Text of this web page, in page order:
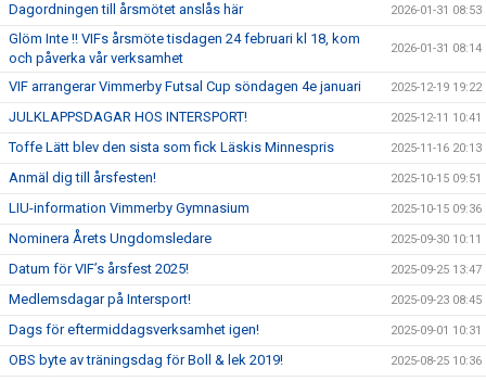
Dagordningen till årsmötet anslås här 2026-01-31 08:53
Glöm Inte !! VIFs årsmöte tisdagen 24 februari kl 18, kom
och påverka vår verksamhet
2026-01-31 08:14
VIF arrangerar Vimmerby Futsal Cup söndagen 4e januari 2025-12-19 19:22
JULKLAPPSDAGAR HOS INTERSPORT! 2025-12-11 10:41
Toffe Lätt blev den sista som fick Läskis Minnespris 2025-11-16 20:13
Anmäl dig till årsfesten! 2025-10-15 09:51
LIU-information Vimmerby Gymnasium 2025-10-15 09:36
Nominera Årets Ungdomsledare 2025-09-30 10:11
Datum för VIF’s årsfest 2025! 2025-09-25 13:47
Medlemsdagar på Intersport! 2025-09-23 08:45
Dags för eftermiddagsverksamhet igen! 2025-09-01 10:31
OBS byte av träningsdag för Boll & lek 2019! 2025-08-25 10:36